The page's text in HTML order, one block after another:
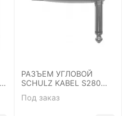
РАЗЪЕМ УГЛОВОЙ
SCHULZ KABEL S280
МЕТАЛЛ
Под заказ